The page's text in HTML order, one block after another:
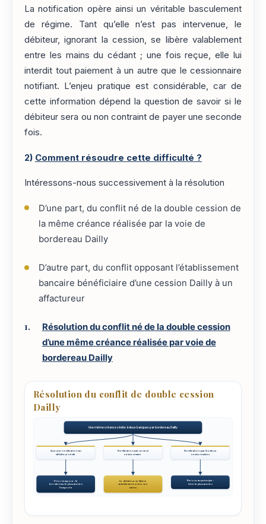
La notification opère ainsi un véritable basculement
de régime. Tant qu’elle n’est pas intervenue, le
débiteur, ignorant la cession, se libère valablement
entre les mains du cédant ; une fois reçue, elle lui
interdit tout paiement à un autre que le cessionnaire
notifiant. L’enjeu pratique est considérable, car de
cette information dépend la question de savoir si le
débiteur sera ou non contraint de payer une seconde
fois.
2) Comment résoudre cette difficulté ?
Intéressons-nous successivement à la résolution
D’une part, du conflit né de la double cession de
la même créance réalisée par la voie de
bordereau Dailly
D’autre part, du conflit opposant l’établissement
bancaire bénéficiaire d’une cession Dailly à un
affactureur
Résolution du conflit né de la double cession
d’une même créance réalisée par voie de
bordereau Dailly
Résolution du conflit de double cession
Dailly
Une même créance cédée à deux banques par bordereau Dailly
Aucune notification au
débiteur cédé
Prior tempore : le
bordereau le plus ancien
l'emporte
Notification par un seul
cessionnaire
Le débiteur se libère
valablement entre ses
mains
Notification par les deux
cessionnaires
Retour au principe :
titre le plus ancien